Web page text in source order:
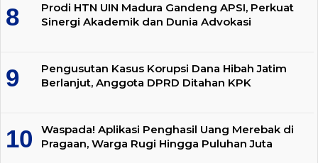
Prodi HTN UIN Madura Gandeng APSI, Perkuat
Sinergi Akademik dan Dunia Advokasi
Pengusutan Kasus Korupsi Dana Hibah Jatim
Berlanjut, Anggota DPRD Ditahan KPK
Waspada! Aplikasi Penghasil Uang Merebak di
Pragaan, Warga Rugi Hingga Puluhan Juta